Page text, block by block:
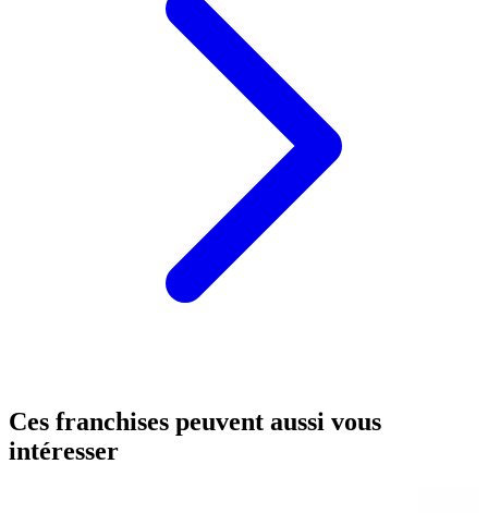
Ces franchises peuvent aussi vous
intéresser